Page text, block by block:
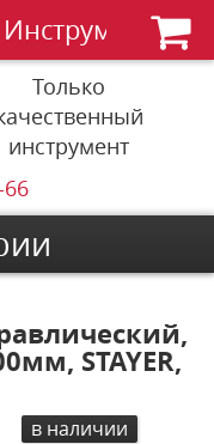
Инструменты
Только
инструмент
STAYER,
в наличии